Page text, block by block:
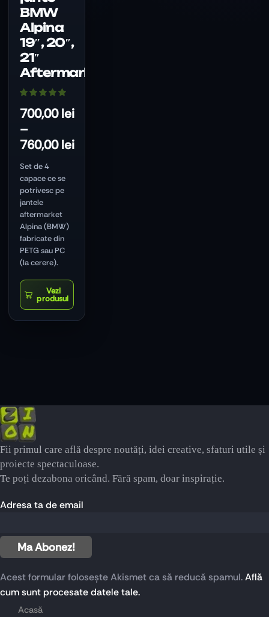
BMW
Alpina
19″, 20″,
21″
Aftermarket
700,00lei
–
760,00lei
Interval
de
prețuri:
700,00 lei
până
la
760,00 lei
Set de 4
capace ce se
potrivesc pe
jantele
aftermarket
Alpina (BMW)
fabricate din
PETG sau PC
(la cerere).
fi
alese
în
pagina
produsului.
Fii primul care află despre noutăți, idei creative, sfaturi utile și
proiecte spectaculoase.
Te poți dezabona oricând. Fără spam, doar inspirație.
Adresa ta de email
Acest formular folosește Akismet ca să reducă spamul.Află
cum sunt procesate datele tale.
Acasă